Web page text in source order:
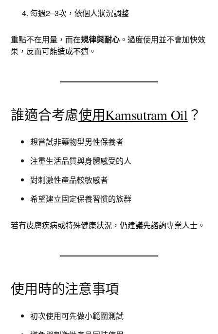
每週2–3次，依個人狀況調整
重點不在用量，而在規律與耐心 。過度使用並不會加快效
果，反而可能造成不適。
誰適合考慮使用Kamsutram Oil ？
想嘗試非藥物型男性保養者
注重生活品質與身體感受的人
對刺激性產品較敏感者
希望建立固定保養習慣的族群
若有皮膚疾病或特殊健康狀況，仍建議先諮詢專業人士。
使用時的注意事項
初次使用可先做小範圍測試